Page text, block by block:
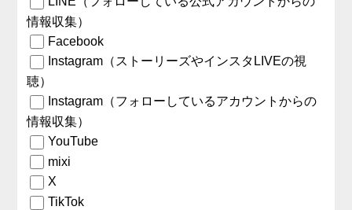
情報収集）
Facebook
Instagram（ストーリーズやインスタLIVEの視
聴）
Instagram（フォローしているアカウントからの
情報収集）
YouTube
mixi
X
TikTok